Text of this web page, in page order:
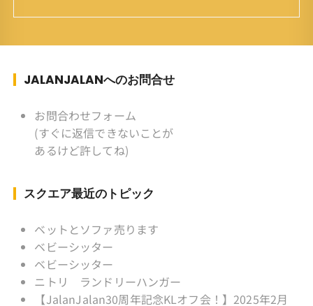
スポーツ ：水泳(浜名湾流古式泳法、競泳平泳
ク ソフトボール
監督 BKKソフトボール「おぼん
こぼん 」監督 マレーシア歴：1991年から31年
目 タイ歴 ：2001年から21年目
JALANJALANへのお問合せ
お問合わせフォーム
(すぐに返信できないことが
あるけど許してね)
スクエア最近のトピック
ベットとソファ売ります
ベビーシッター
ベビーシッター
ニトリ ランドリーハンガー
【JalanJalan30周年記念KLオフ会！】2025年2月